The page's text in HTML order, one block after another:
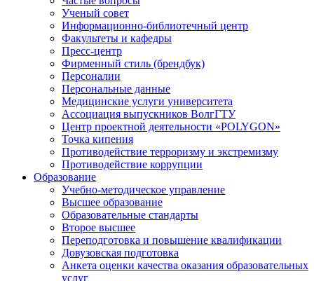
Ученый совет
Информационно-библиотечный центр
Факультеты и кафедры
Пресс-центр
Фирменный стиль (брендбук)
Персоналии
Персональные данные
Медицинские услуги университета
Ассоциация выпускников ВолгГТУ
Центр проектной деятельности «POLYGON»
Точка кипения
Противодействие терроризму и экстремизму
Противодействие коррупции
Образование
Учебно-методическое управление
Высшее образование
Образовательные стандарты
Второе высшее
Переподготовка и повышение квалификации
Довузовская подготовка
Анкета оценки качества оказания образовательных
услуг